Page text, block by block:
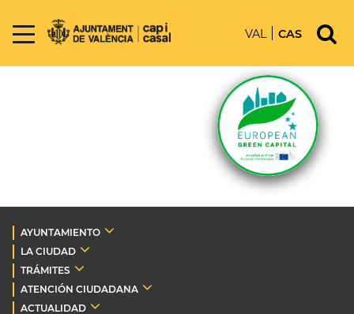
VAL CAS
AYUNTAMIENTO
LA CIUDAD
TRÁMITES
ATENCIÓN CIUDADANA
ACTUALIDAD